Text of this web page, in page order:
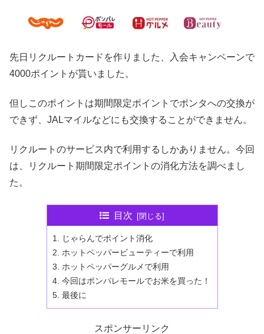
先日リクルートカードを作りました、入会キャンペーンで
4000ポイントが貰いました。
但しこのポイントは期間限定ポイントでポンタへの交換が
できず、JALマイルなどにも交換することができません。
リクルートのサービス内で利用するしかありません。今回
は、リクルート期間限定ポイントの消化方法を調べまし
た。
目次
じゃらんでポイント消化
ホットペッパービューティーで利用
ホットペッパーグルメで利用
今回はポンパレモールでお米を買った！
最後に
スポンサーリンク